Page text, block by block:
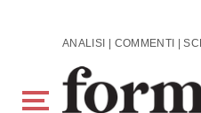
Skip to main content